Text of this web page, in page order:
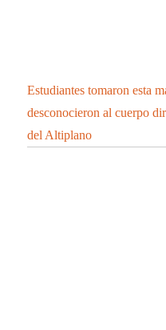
Estudiantes tomaron esta
desconocieron al cuerpo
del Altiplano